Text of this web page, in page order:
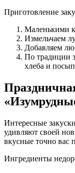
Приготовление
Маленькими
Измельчаем
Добавляем
По традиции
хлеба и
Интересные
удивляют своей
вкусные точно вас
Ингредиенты